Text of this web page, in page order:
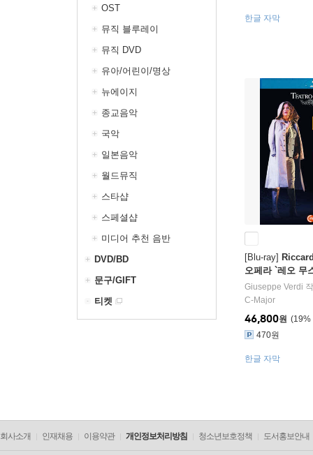
OST
뮤직 블루레이
뮤직 DVD
유아/어린이/명상
뉴에이지
종교음악
국악
일본음악
월드뮤직
스타샵
스페셜샵
미디어 추천 음반
DVD/BD
문구/GIFT
티켓
한글 자막
[Blu-ray]
오페라 `레오 무
ra `La Forza
Giuseppe Verdi
C-Major
19%
46,800원
470원
한글 자막
회사소개 인재채용 이용약관 개인정보처리방침 청소년보호정책 도서홍보안내